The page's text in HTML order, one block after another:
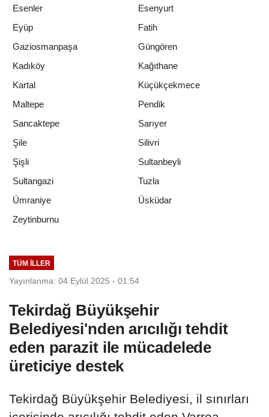
Esenler
Esenyurt
Eyüp
Fatih
Gaziosmanpaşa
Güngören
Kadıköy
Kağıthane
Kartal
Küçükçekmece
Maltepe
Pendik
Sancaktepe
Sarıyer
Şile
Silivri
Şişli
Sultanbeyli
Sultangazi
Tuzla
Ümraniye
Üsküdar
Zeytinburnu
TÜM İLLER
Yayınlanma: 04 Eylül 2025 - 01:54
Tekirdağ Büyükşehir
Belediyesi'nden arıcılığı tehdit
eden parazit ile mücadelede
üreticiye destek
Tekirdağ Büyükşehir Belediyesi, il sınırları